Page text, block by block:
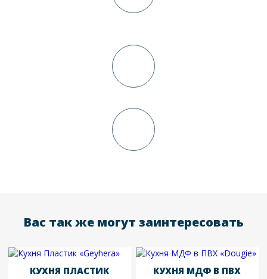
Вас так же могут заинтересовать
КУХНЯ ПЛАСТИК
КУХНЯ МДФ В ПВХ